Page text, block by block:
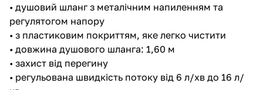
• душовий шланг з металічним напиленням та
регулятогом напору
• з пластиковим покриттям, яке легко чистити
• довжина душового шланга: 1,60 м
• захист від перегину
• регульована швидкість потоку від 6 л/хв до 16 л/